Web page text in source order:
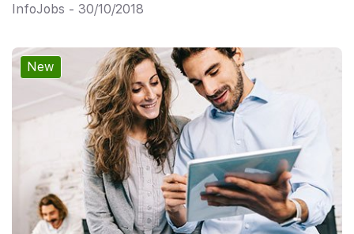
InfoJobs - 30/10/2018
New